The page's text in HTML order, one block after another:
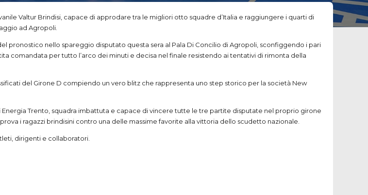
Valtur Brindisi, capace di approdare tra le migliori otto squadre d’Italia e raggiungere i quarti di
ad Agropoli.
pronostico nello spareggio disputato questa sera al Pala Di Concilio di Agropoli, sconfiggendo i pari
comandata per tutto l’arco dei minuti e decisa nel finale resistendo ai tentativi di rimonta della
del Girone D compiendo un vero blitz che rappresenta uno step storico per la società New
Trento, squadra imbattuta e capace di vincere tutte le tre partite disputate nel proprio girone
i ragazzi brindisini contro una delle massime favorite alla vittoria dello scudetto nazionale.
dirigenti e collaboratori.